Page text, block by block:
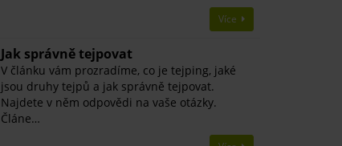
Více
Jak správně tejpovat
V článku vám prozradíme, co je tejping, jaké
jsou druhy tejpů a jak správně tejpovat.
Najdete v něm odpovědi na vaše otázky.
Článe…